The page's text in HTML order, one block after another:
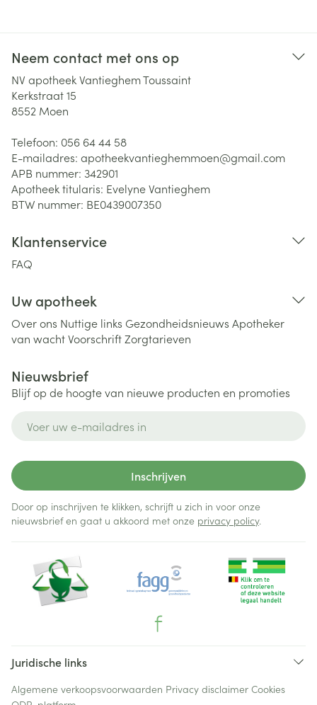
Neem contact met ons op
NV apotheek Vantieghem Toussaint
Kerkstraat 15
8552 Moen
Telefoon: 056 64 44 58
E-mailadres: apotheekvantieghemmoen@gmail.com
APB nummer: 342901
Apotheek titularis: Evelyne Vantieghem
BTW nummer: BE0439007350
Klantenservice
FAQ
Uw apotheek
Over ons Nuttige links Gezondheidsnieuws Apotheker
van wachtVoorschriftZorgtarieven
Nieuwsbrief
Blijf op de hoogte van nieuwe producten en promoties
Inschrijven
Door op inschrijven te klikken, schrijft u zich in voor onze
nieuwsbrief en gaat u akkoord met onze privacy policy.
Juridische links
Algemene verkoopsvoorwaarden Privacy disclaimer Cookies